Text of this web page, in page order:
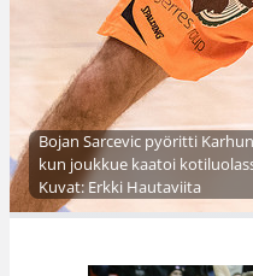
Bojan Sarcevic pyöritti
kun joukkue kaatoi
Kuvat: Erkki Hautaviita